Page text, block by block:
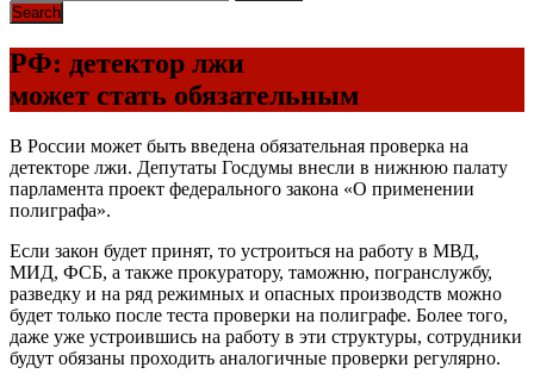
РФ: детектор лжи
может стать обязательным
В России может быть введена обязательная проверка на
детекторе лжи. Депутаты Госдумы внесли в нижнюю палату
парламента проект федерального закона «О применении
полиграфа».
Если закон будет принят, то устроиться на работу в МВД,
МИД, ФСБ, а также прокуратору, таможню, погранслужбу,
разведку и на ряд режимных и опасных производств можно
будет только после теста проверки на полиграфе. Более того,
даже уже устроившись на работу в эти структуры, сотрудники
будут обязаны проходить аналогичные проверки регулярно.